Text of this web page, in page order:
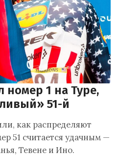
номер 1 на Туре,
51-й
как распределяют
51 считается удачным —
Тевене и Ино.